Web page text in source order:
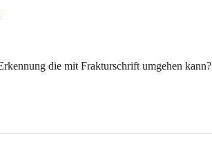
die mit Frakturschrift umgehen kann?